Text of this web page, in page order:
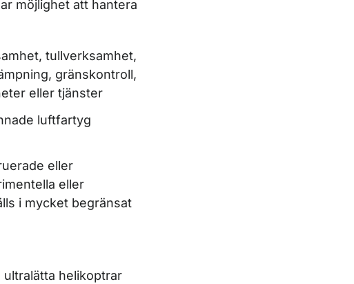
möjlighet att hantera
tullverksamhet,
gränskontroll,
eller tjänster
luftfartyg
eller
eller
i mycket begränsat
ultralätta helikoptrar